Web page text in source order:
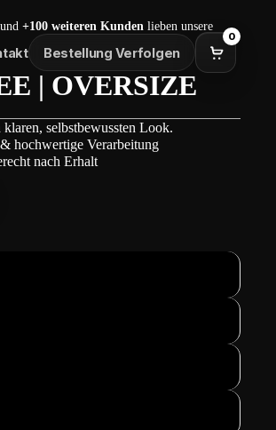
Bestellung Verfolgen
0
+100 weiteren Kunden lieben unsere
| OVERSIZE
selbstbewussten Look.
hochwertige Verarbeitung
nach Erhalt